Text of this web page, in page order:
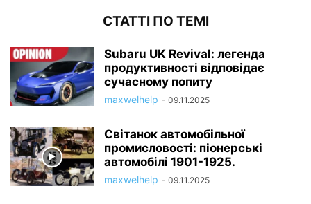
СТАТТІ ПО ТЕМІ
Subaru UK Revival: легенда
продуктивності відповідає
сучасному попиту
maxwelhelp - 09.11.2025
Світанок автомобільної
промисловості: піонерські
автомобілі 1901-1925.
maxwelhelp - 09.11.2025